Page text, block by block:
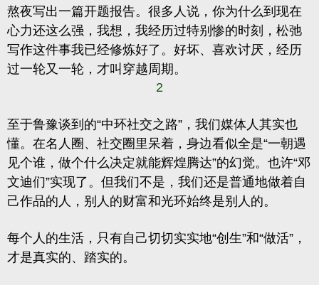
熬夜写出一篇开题报告。很多人说，你为什么到现在
心力还这么强，我想，我经历过特别惨的时刻，松弛
写作这件事我已经修炼好了。好坏、喜欢讨厌，经历
过一轮又一轮，才叫穿越周期。
2
至于鲁豫谈到的“中环社交之路”，我们媒体人其实也
懂。在名人圈、社交圈里呆着，身边看似全是“一朝遇
见个谁，做个什么决定就能辉煌腾达”的幻觉。也许“邓
文迪们”实现了。但我们不是，我们还是普通地做着自
己作品的人，别人的财富和光环始终是别人的。
每个人的生活，只有自己切切实实地“创生”和“做活”，
才是真实的、踏实的。